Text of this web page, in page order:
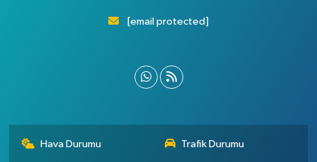
[email protected]
Hava Durumu Trafik Durumu